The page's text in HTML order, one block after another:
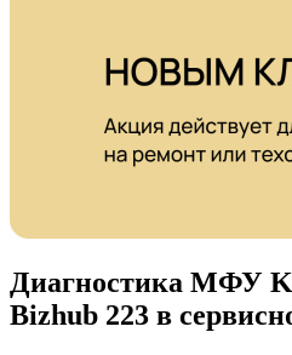
Диагностика МФУ
Bizhub 223 в